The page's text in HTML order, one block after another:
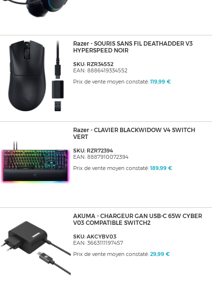
Razer - SOURIS SANS FIL DEATHADDER V3
HYPERSPEED NOIR
SKU: RZR34552
EAN: 8886419334552
Prix de vente moyen constaté: 119,99 €
Razer - CLAVIER BLACKWIDOW V4 SWITCH
VERT
SKU: RZR72394
EAN: 8887910072394
Prix de vente moyen constaté: 189,99 €
AKUMA - CHARGEUR GAN USB-C 65W CYBER
V03 COMPATIBLE SWITCH2
SKU: AKCYBV03
EAN: 3663111197457
Prix de vente moyen constaté: 29,99 €